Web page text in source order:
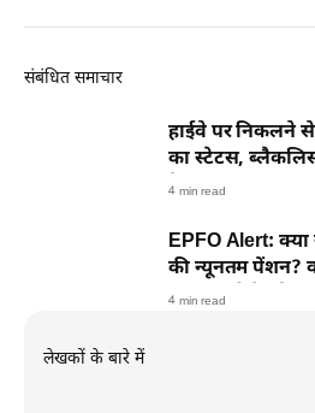
संबंधित समाचार
हाईवे पर निकलने
का स्टेटस,
है तरीका
4 min read
EPFO Alert:
की न्यूनतम पेंशन?
ईपीएफओ ने खोला
4 min read
लेखकों के बारे में